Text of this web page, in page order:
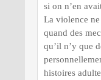
si on n’en
La violence
quand des
qu’il n’y que
histoires